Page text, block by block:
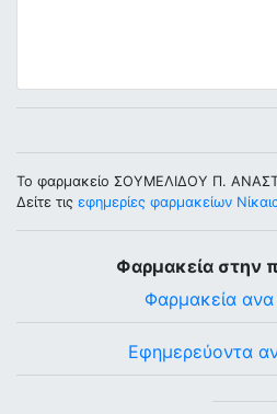
Το φαρμακείο ΣΟΥΜΕΛΙΔΟΥ Π.
Δείτε τις εφημερίες φαρμακείων
Φαρμακεία στην
Φαρμακεία ανα
Εφημερεύοντα